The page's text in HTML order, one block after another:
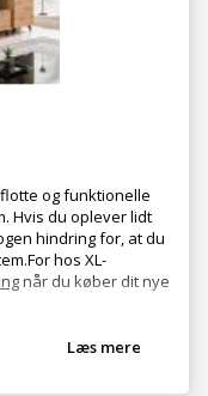
+
og funktionelle
Hvis du oplever lidt
hindring for, at du
hos XL-
når du køber dit nye
Læs mere